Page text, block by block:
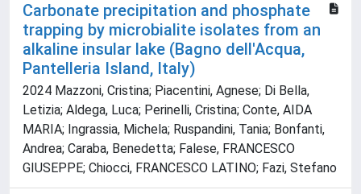
Carbonate precipitation and phosphate
trapping by microbialite isolates from an
alkaline insular lake (Bagno dell'Acqua,
Pantelleria Island, Italy)
2024 Mazzoni, Cristina; Piacentini, Agnese; Di Bella,
Letizia; Aldega, Luca; Perinelli, Cristina; Conte, AIDA
MARIA; Ingrassia, Michela; Ruspandini, Tania; Bonfanti,
Andrea; Caraba, Benedetta; Falese, FRANCESCO
GIUSEPPE; Chiocci, FRANCESCO LATINO; Fazi, Stefano